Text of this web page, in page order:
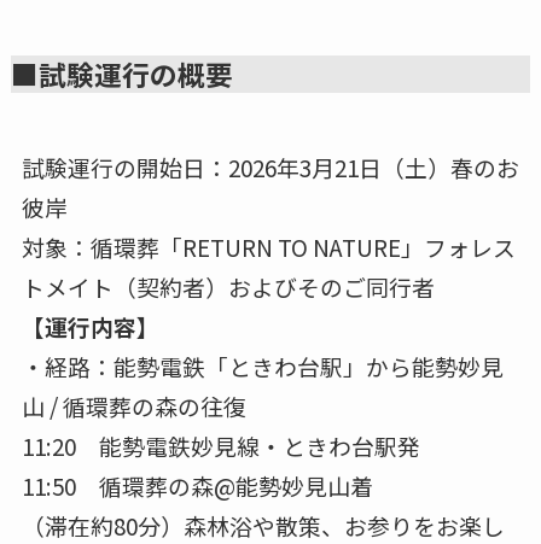
■試験運行の概要
試験運行の開始日：2026年3月21日（土）春のお
彼岸
対象：循環葬「RETURN TO NATURE」フォレス
トメイト（契約者）およびそのご同行者
【運行内容】
・経路：能勢電鉄「ときわ台駅」から能勢妙見
山 / 循環葬の森の往復
11:20 能勢電鉄妙見線・ときわ台駅発
11:50 循環葬の森@能勢妙見山着
（滞在約80分）森林浴や散策、お参りをお楽し